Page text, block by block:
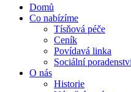
Domů
Co nabízíme
Tísňová péče
Ceník
Povídavá linka
Sociální
O nás
Historie